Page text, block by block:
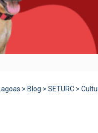
> Blog > SETURC >